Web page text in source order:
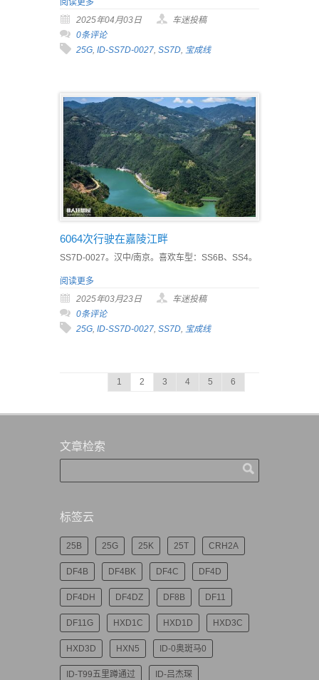
阅读更多
2025年04月03日
车迷投稿
0条评论
25G, ID-SS7D-0027, SS7D, 宝成线
6064次行驶在嘉陵江畔
SS7D-0027。汉中/南京。喜欢车型：SS6B、SS4。
阅读更多
2025年03月23日
车迷投稿
0条评论
25G ID-SS7D-0027 SS7D 宝成线
1 2 3 4 5 6
文章检索
标签云
25B 25G 25K 25T CRH2A
DF4B DF4BK DF4C DF4D
DF4DH DF4DZ DF8B DF11
DF11G HXD1C HXD1D HXD3C
HXD3D HXN5 ID-0奥斑马0
ID-T99五里蹲通过 ID-吕杰琛